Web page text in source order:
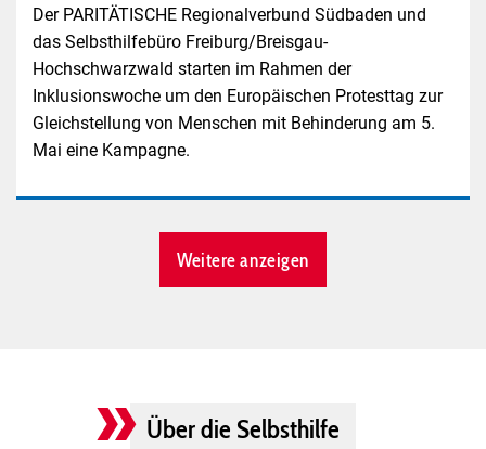
Der PARITÄTISCHE Regionalverbund Südbaden und
das Selbsthilfebüro Freiburg/Breisgau-
Hochschwarzwald starten im Rahmen der
Inklusionswoche um den Europäischen Protesttag zur
Gleichstellung von Menschen mit Behinderung am 5.
Mai eine Kampagne.
Weitere anzeigen
Über die Selbsthilfe